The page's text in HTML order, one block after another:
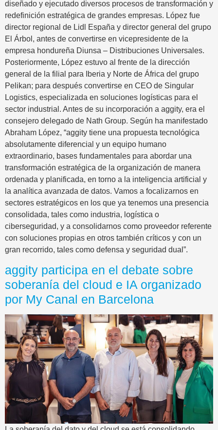
diseñado y ejecutado diversos procesos de transformación y
redefinición estratégica de grandes empresas. López fue
director regional de Lidl España y director general del grupo
El Árbol, antes de convertirse en vicepresidente de la
empresa hondureña Diunsa – Distribuciones Universales.
Posteriormente, López estuvo al frente de la dirección
general de la filial para Iberia y Norte de África del grupo
Pelikan; para después convertirse en CEO de Singular
Logistics, especializada en soluciones logísticas para el
sector industrial. Antes de su incorporación a aggity, era el
consejero delegado de Nath Group. Según ha manifestado
Abraham López, “aggity tiene una propuesta tecnológica
absolutamente diferencial y un equipo humano
extraordinario, bases fundamentales para abordar una
transformación estratégica de la organización de manera
ordenada y planificada, en torno a la inteligencia artificial y
la analítica avanzada de datos. Vamos a focalizarnos en
sectores estratégicos en los que ya tenemos una presencia
consolidada, tales como industria, logística o
ciberseguridad, y a consolidarnos como proveedor referente
con soluciones propias en otros también críticos y con un
gran recorrido, tales como defensa y seguridad dual”.
aggity participa en el debate sobre
soberanía del cloud e IA organizado
por My Canal en Barcelona